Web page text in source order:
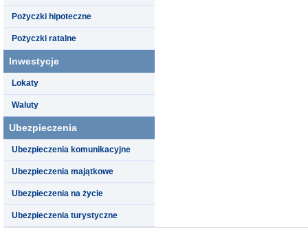
Pożyczki hipoteczne
Pożyczki ratalne
Inwestycje
Lokaty
Waluty
Ubezpieczenia
Ubezpieczenia komunikacyjne
Ubezpieczenia majątkowe
Ubezpieczenia na życie
Ubezpieczenia turystyczne